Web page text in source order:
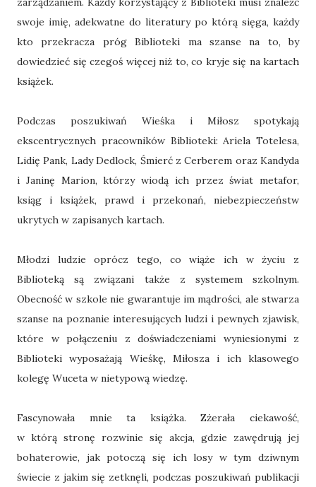
swoje imię, adekwatne do literatury po którą sięga, każdy
kto przekracza próg Biblioteki ma szanse na to, by
dowiedzieć się czegoś więcej niż to, co kryje się na kartach
książek.
Podczas poszukiwań Wieśka i Miłosz spotykają
ekscentrycznych pracowników Biblioteki: Ariela Totelesa,
Lidię Pank, Lady Dedlock, Śmierć z Cerberem oraz Kandyda
i Janinę Marion, którzy wiodą ich przez świat metafor,
ksiąg i książek, prawd i przekonań, niebezpieczeństw
ukrytych w zapisanych kartach.
Młodzi ludzie oprócz tego, co wiąże ich w życiu z
Biblioteką są związani także z systemem szkolnym.
Obecność w szkole nie gwarantuje im mądrości, ale stwarza
szanse na poznanie interesujących ludzi i pewnych zjawisk,
które w połączeniu z doświadczeniami wyniesionymi z
Biblioteki wyposażają Wieśkę, Miłosza i ich klasowego
kolegę Wuceta w nietypową wiedzę.
Fascynowała mnie ta książka. Zżerała ciekawość,
w którą stronę rozwinie się akcja, gdzie zawędrują jej
bohaterowie, jak potoczą się ich losy w tym dziwnym
świecie z jakim się zetknęli, podczas poszukiwań publikacji